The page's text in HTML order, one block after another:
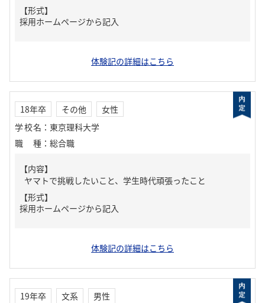
【形式】
採用ホームページから記入
体験記の詳細はこちら
18年卒 その他
女性
学校名 ： 東京理科大学
職種 ： 総合職
【内容】
ヤマトで挑戦したいこと、学生時代頑張ったこと
【形式】
採用ホームページから記入
体験記の詳細はこちら
19年卒 文系 男性